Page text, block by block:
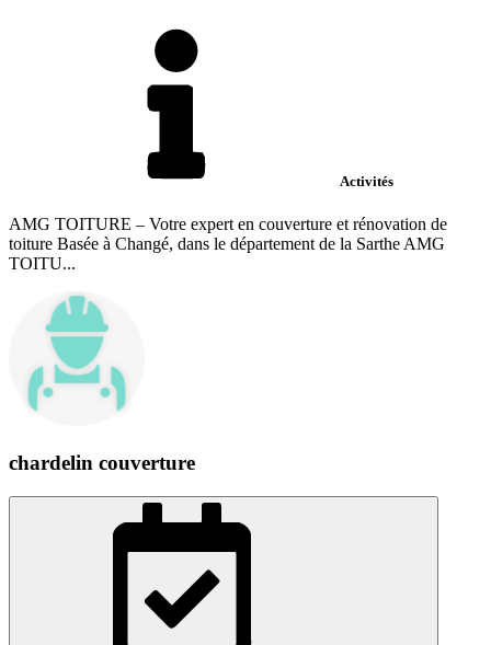
Activités
AMG TOITURE – Votre expert en couverture et rénovation de
toiture Basée à Changé, dans le département de la Sarthe AMG
TOITU...
chardelin couverture